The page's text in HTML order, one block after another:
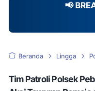
📢
Komentar
Beranda Lingga
Tim Patroli Polsek